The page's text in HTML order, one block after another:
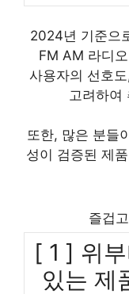
2024년 기준으
FM AM 라디
사용자의 선호
고려하여
또한, 많은 분들
성이 검증된 제
즐겁
[ 1 ] 위
있는 제